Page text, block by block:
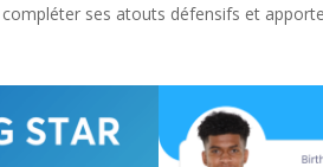
ses atouts défensifs et